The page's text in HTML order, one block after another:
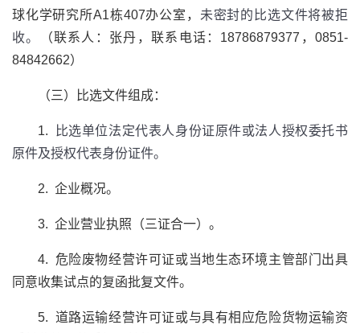
球化学研究所A1栋407办公室， 未密封的比选文件将被拒
收。
（联系人：张丹，联系电话：18786879377，0851-
84842662）
（三）比选文件组成：
1.
比选单位法定代表人身份证原件或法人授权委托书
原件及授权代表身份证件。
2. 企业概况。
3. 企业营业执照（三证合一）。
4. 危险废物经营许可证或当地生态环境主管部门出具
同意收集试点的复函批复文件。
5. 道路运输经营许可证或与具有相应危险货物运输资